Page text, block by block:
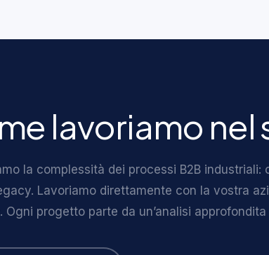
lavoriamo nel
la complessità dei processi B2B
Lavoriamo direttamente con la vostra
Ogni progetto parte da un’analisi